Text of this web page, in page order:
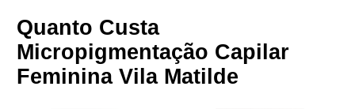
Quanto Custa
Micropigmentação Capilar
Feminina Vila Matilde